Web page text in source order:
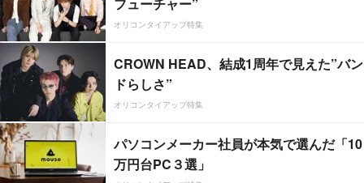
オリコンタイアップ特集
CROWN HEAD、結成1周年で見えた”バン
ドらしさ”
オリコンタイアップ特集
パソコンメーカー社員が本気で選んだ「10
万円台PC３選」